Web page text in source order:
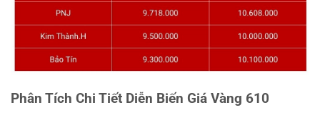
Phân Tích Chi Tiết Diễn Biến Giá Vàng 610